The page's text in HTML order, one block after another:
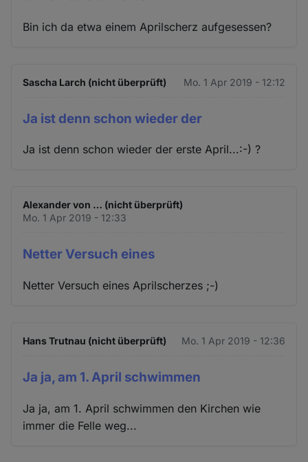
Bin ich da etwa einem Aprilscherz aufgesessen?
Sascha Larch (nicht überprüft) Mo. 1 Apr 2019 - 12:12
Ja ist denn schon wieder der
Ja ist denn schon wieder der erste April...:-) ?
Alexander von … (nicht überprüft)
Mo. 1 Apr 2019 - 12:33
Netter Versuch eines
Netter Versuch eines Aprilscherzes ;-)
Hans Trutnau (nicht überprüft) Mo. 1 Apr 2019 - 12:36
Ja ja, am 1. April schwimmen
Ja ja, am 1. April schwimmen den Kirchen wie
immer die Felle weg...